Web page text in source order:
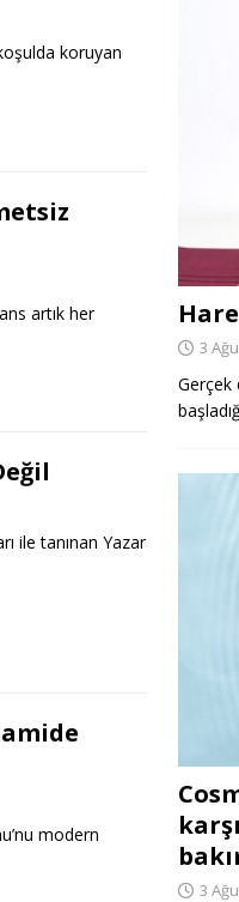
koruyan
artık her
ile tanınan Yazar
modern
3
Gerçek
3